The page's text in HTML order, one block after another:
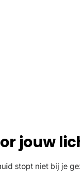
jouw
stopt niet bij je